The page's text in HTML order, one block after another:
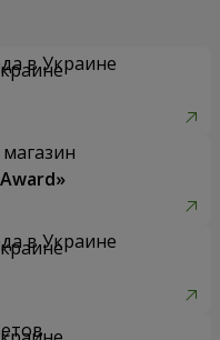
в Украине
в Украине